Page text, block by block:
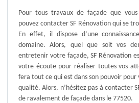
Pour tous travaux de façade que
pouvez contacter SF Rénovation qui se
En effet, il dispose d’une
domaine. Alors, quel que soit vos
entretenir votre façade, SF Rénovation
votre écoute pour réaliser toutes vos
fera tout ce qui est dans son pouvoir pour
qualité. Alors, n’hésitez pas à contacter
de ravalement de façade dans le 77520.